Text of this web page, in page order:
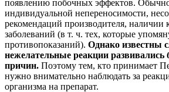
появлению побочных эффектов.
индивидуальной непереносимости,
рекомендаций производителя, наличии
заболеваний (в т. ч. тех, которые
противопоказаний). Однако известны
нежелательные реакции развивались
причин. Поэтому тем, кто принимает
нужно внимательно наблюдать за
организма на препарат.